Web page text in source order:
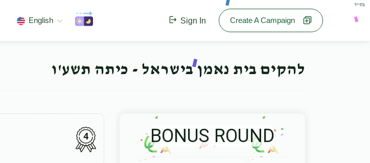
בס"ד
English Sign In Create A Campaign
להקים בית נאמן בישראל - כיתה תשע'ו
4 BONUS ROUND